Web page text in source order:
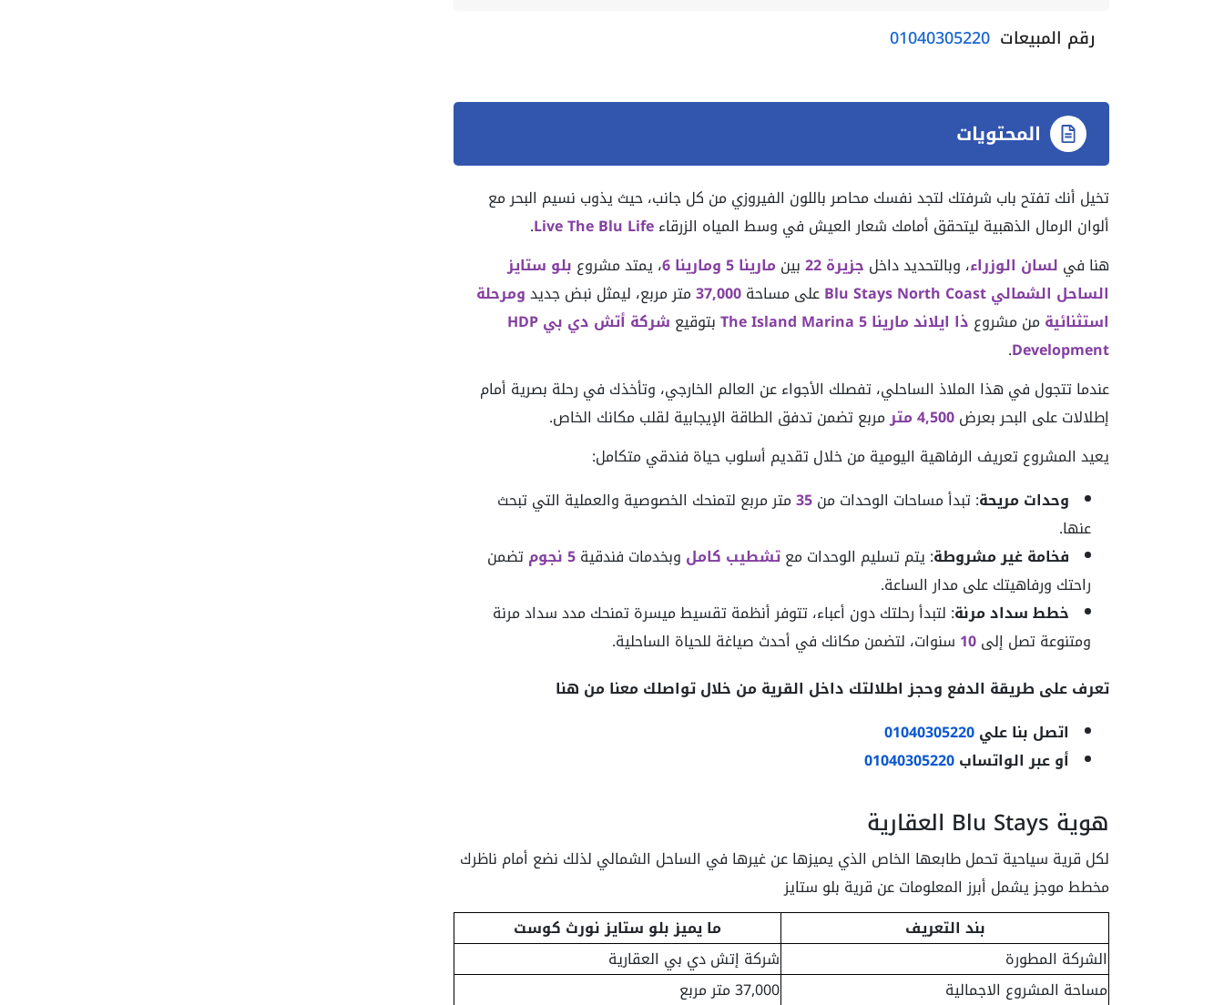
رقم المبيعات 01040305220
المحتويات
تخيل أنك تفتح باب شرفتك لتجد نفسك محاصر باللون الفيروزي من كل جانب، حيث يذوب نسيم البحر مع
ألوان الرمال الذهبية ليتحقق أمامك شعار العيش في وسط المياه الزرقاءLive The Blu Life
.
هنا في لسان الوزراء، وبالتحديد داخل جزيرة 22 بين مارينا 5 ومارينا 6 ، يمتد مشروع بلو ستايز
الساحل الشمالي Blu Stays North Coast
على مساحة37,000متر مربع، ليمثل نبض جديدومرحلة
استثنائية من مشروع ذا ايلاند مارينا 5 The Island Marina بتوقيع
شركة أتش دي بي HDP
Development
.
عندما تتجول في هذا الملاذ الساحلي، تفصلك الأجواء عن العالم الخارجي، وتأخذك في رحلة بصرية أمام
إطلالات على البحر بعرض
مربع تضمن تدفق الطاقة الإيجابية لقلب مكانك الخاص.
يعيد المشروع تعريف الرفاهية اليومية من خلال تقديم أسلوب حياة فندقي متكامل:
وحدات مريحة: تبدأ مساحات الوحدات من35متر مربع لتمنحك الخصوصية والعملية التي تبحث
عنها.
فخامة غير مشروطة: يتم تسليم الوحدات معتشطيب كامل وبخدمات فندقية
تضمن
راحتك ورفاهيتك على مدار الساعة.
خطط سداد مرنة: لتبدأ رحلتك دون أعباء، تتوفر أنظمة تقسيط ميسرة تمنحك مدد سداد مرنة
ومتنوعة تصل إلى10 سنوات، لتضمن مكانك في أحدث صياغة للحياة الساحلية.
تعرف على طريقة الدفع وحجز اطلالتك داخل القرية من خلال تواصلك معنا من هنا
اتصل بنا علي01040305220
أو عبر الواتساب01040305220
هوية Blu Stays العقارية
لكل قرية سياحية تحمل طابعها الخاص الذي يميزها عن غيرها في الساحل الشمالي لذلك نضع أمام ناظرك
مخطط موجز يشمل أبرز المعلومات عن قرية بلو ستايز
بند التعريف
ما يميز بلو ستايز نورث كوست
الشركة المطورة
شركة إتش دي بي العقارية
مساحة المشروع الاجمالية
37,000 متر مربع